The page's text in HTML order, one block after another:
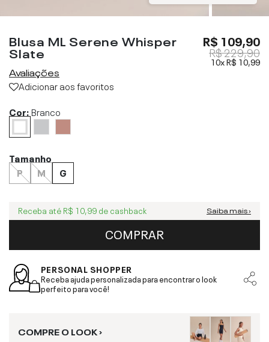
Blusa ML Serene Whisper
Slate
Avaliações
Adicionar aos favoritos
R$ 109,90
R$ 229,90
10xR$ 10,99
Cor:Branco
Tamanho
P
M G
Receba até R$ 10,99 de cashback Saiba mais ›
COMPRAR
PERSONAL SHOPPER
Receba ajuda personalizada para encontrar o look
perfeito para você!
COMPRE O LOOK ›